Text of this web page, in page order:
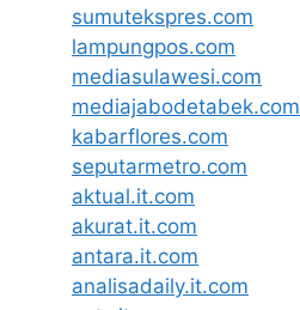
sumutekspres.com
lampungpos.com
mediasulawesi.com
mediajabodetabek.com
kabarflores.com
seputarmetro.com
aktual.it.com
akurat.it.com
antara.it.com
analisadaily.it.com